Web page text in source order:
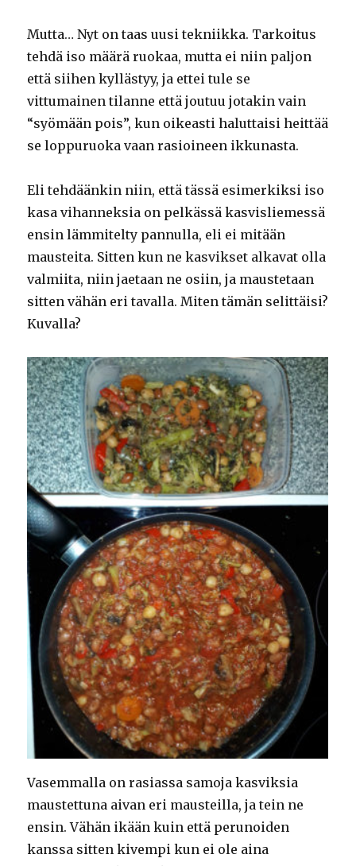
Mutta… Nyt on taas uusi tekniikka. Tarkoitus
tehdä iso määrä ruokaa, mutta ei niin paljon
että siihen kyllästyy, ja ettei tule se
vittumainen tilanne että joutuu jotakin vain
“syömään pois”, kun oikeasti haluttaisi heittää
se loppuruoka vaan rasioineen ikkunasta.
Eli tehdäänkin niin, että tässä esimerkiksi iso
kasa vihanneksia on pelkässä kasvisliemessä
ensin lämmitelty pannulla, eli ei mitään
mausteita. Sitten kun ne kasvikset alkavat olla
valmiita, niin jaetaan ne osiin, ja maustetaan
sitten vähän eri tavalla. Miten tämän selittäisi?
Kuvalla?
Vasemmalla on rasiassa samoja kasviksia
maustettuna aivan eri mausteilla, ja tein ne
ensin. Vähän ikään kuin että perunoiden
kanssa sitten kivempi kun ei ole aina